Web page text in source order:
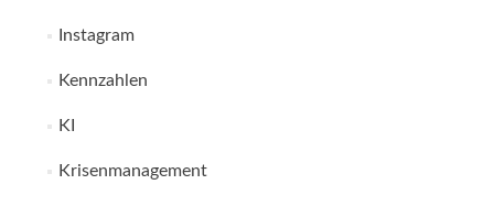
Instagram
Kennzahlen
KI
Krisenmanagement